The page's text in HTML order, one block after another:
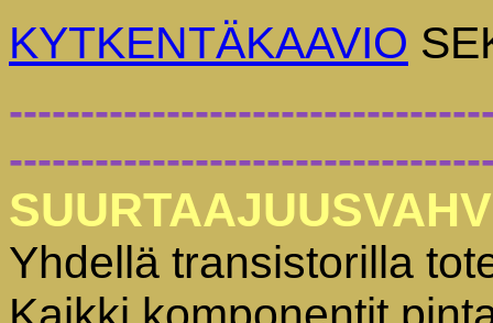
KYTKENTÄKAAVIO
Yhdellä transistorilla